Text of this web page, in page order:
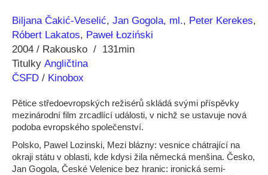
Režie
Biljana Čakić-Veselić Jan Gogola, ml.
Peter Kerekes
Róbert Lakatos
Paweł Łoziński
Rok
2004 Rakousko
131min
Titulky Angličtina
ČSFD / Kinobox
Pětice středoevropských režisérů skládá svými příspěvky
mezinárodní film zrcadlící události, v nichž se ustavuje nová
podoba evropského společenství.
Polsko, Pawel Lozinski, Mezi blázny: vesnice chátrající na
okraji státu v oblasti, kde kdysi žila německá menšina. Česko,
Jan Gogola, České Velenice bez hranic: ironická semi-